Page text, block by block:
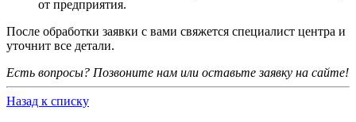
от предприятия.
После обработки заявки с вами свяжется специалист центра и
уточнит все детали.
Есть вопросы? Позвоните нам или оставьте заявку на сайте!
Назад к списку